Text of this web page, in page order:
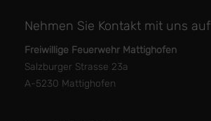
Nehmen Sie Kontakt mit uns auf
Freiwillige Feuerwehr Mattighofen
Salzburger Strasse 23a
A-5230 Mattighofen